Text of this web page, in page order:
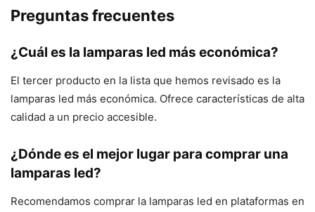
Preguntas frecuentes
¿Cuál es la lamparas led más económica?
El tercer producto en la lista que hemos revisado es la
lamparas led más económica. Ofrece características de alta
calidad a un precio accesible.
¿Dónde es el mejor lugar para comprar una
lamparas led?
Recomendamos comprar la lamparas led en plataformas en